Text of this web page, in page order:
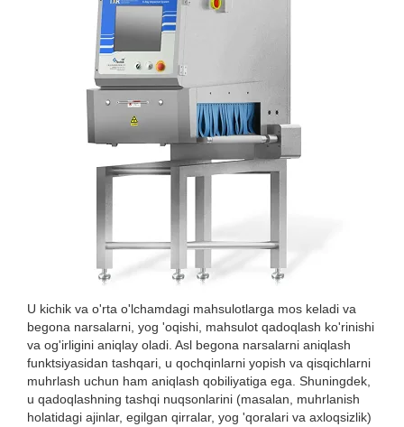
U kichik va o'rta o'lchamdagi mahsulotlarga mos keladi va
begona narsalarni, yog 'oqishi, mahsulot qadoqlash ko'rinishi
va og'irligini aniqlay oladi. Asl begona narsalarni aniqlash
funktsiyasidan tashqari, u qochqinlarni yopish va qisqichlarni
muhrlash uchun ham aniqlash qobiliyatiga ega. Shuningdek,
u qadoqlashning tashqi nuqsonlarini (masalan, muhrlanish
holatidagi ajinlar, egilgan qirralar, yog 'qoralari va axloqsizlik)